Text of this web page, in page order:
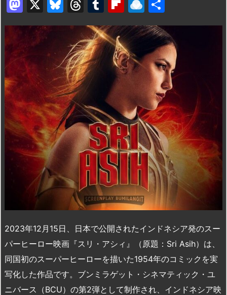
M
a
st
o
d
o
n
X
Bl
u
s
k
y
T
hr
e
a
d
s
T
u
m
bl
Fl
ip
b
o
ar
R
ai
n
dr
o
p.
io
有
2023年12月15日、日本で公開されたインドネシア発のスー
パーヒーロー映画『スリ・アシィ』（原題：Sri Asih）は、
同国初のスーパーヒーローを描いた1954年のコミックを実
写化した作品です。ブンミラゲット・シネマティック・ユ
ニバース（BCU）の第2弾として制作され、インドネシア映